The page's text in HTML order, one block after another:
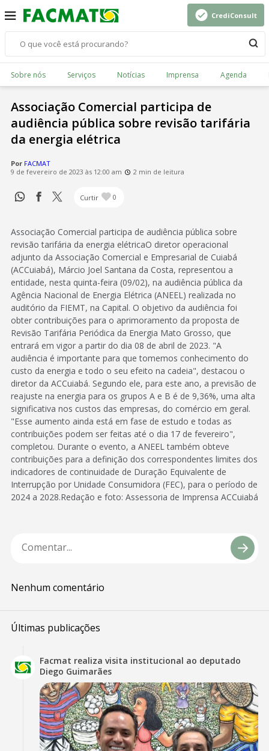
CrediConsult
Sobre nós Serviços Notícias Imprensa Agenda
Associação Comercial participa de
audiência pública sobre revisão tarifária
da energia elétrica
Por FACMAT
9 de fevereiro de 2023 às 12:00 am
2 min de leitura
Curtir 0
Associação Comercial participa de audiência pública sobre
revisão tarifária da energia elétricaO diretor operacional
adjunto da Associação Comercial e Empresarial de Cuiabá
(ACCuiabá), Márcio Joel Santana da Costa, representou a
entidade, nesta quinta-feira (09/02), na audiência pública da
Agência Nacional de Energia Elétrica (ANEEL) realizada no
auditório da FIEMT, na Capital. O objetivo da audiência foi
obter contribuições para o aprimoramento da proposta de
Revisão Tarifária Periódica da Energia Mato Grosso, que
entrará em vigor a partir do dia 08 de abril de 2023. "A
audiência é importante para que tomemos conhecimento do
custo da energia e todo o seu efeito na cadeia", destacou o
diretor da ACCuiabá. Segundo ele, para este ano, a previsão de
reajuste na energia para os grupos A e B é de 9,36%, uma alta
significativa nos custos das empresas, do comércio em geral.
"Esse aumento ainda está em fase de estudo e todas as
contribuições podem ser feitas até o dia 17 de fevereiro",
completou. Durante o evento, a ANEEL também obteve
contribuições para a definição dos correspondentes limites dos
indicadores de continuidade de Duração Equivalente de
Interrupção por Unidade Consumidora (FEC), para o período de
2024 a 2028.Redação e foto: Assessoria de Imprensa ACCuiabá
Nenhum comentário
Últimas publicações
Facmat realiza visita institucional ao deputado
Diego Guimarães